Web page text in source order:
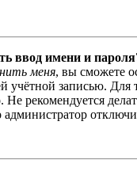
ввод имени и
меня, вы сможете
учётной записью.
рекомендуется
администратор